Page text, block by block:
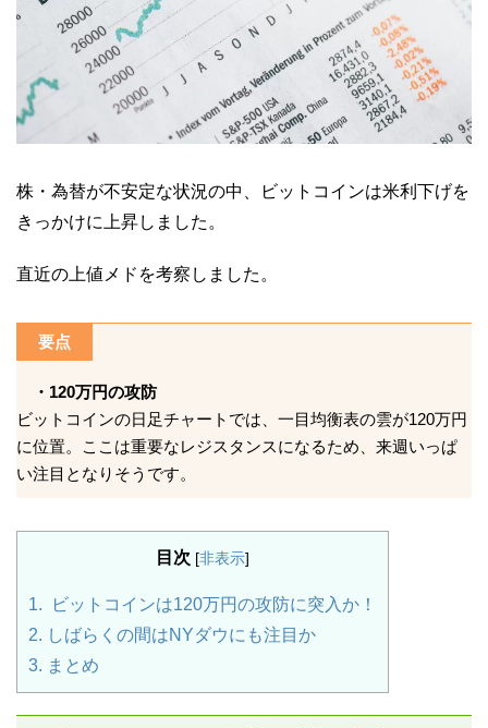
株・為替が不安定な状況の中、ビットコインは米利下げを
きっかけに上昇しました。
直近の上値メドを考察しました。
要点
・120万円の攻防
ビットコインの日足チャートでは、一目均衡表の雲が120万円
に位置。ここは重要なレジスタンスになるため、来週いっぱ
い注目となりそうです。
目次 [非表示]
1. ビットコインは120万円の攻防に突入か！
2. しばらくの間はNYダウにも注目か
3. まとめ